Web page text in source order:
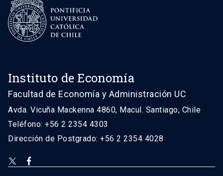
Instituto de Economía
Facultad de Economía y Administración UC
Avda. Vicuña Mackenna 4860, Macul. Santiago, Chile
Teléfono: +56 2 2354 4303
Dirección de Postgrado: +56 2 2354 4028